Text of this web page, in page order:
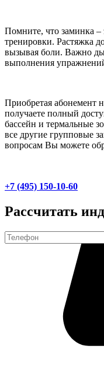
Помните, что заминка –
тренировки. Растяжка
вызывая боли. Важно
выполнения
Приобретая абонемент
получаете полный
бассейн и термальные
все другие групповые
вопросам Вы можете
+7 (495) 150-10-60
Рассчитать